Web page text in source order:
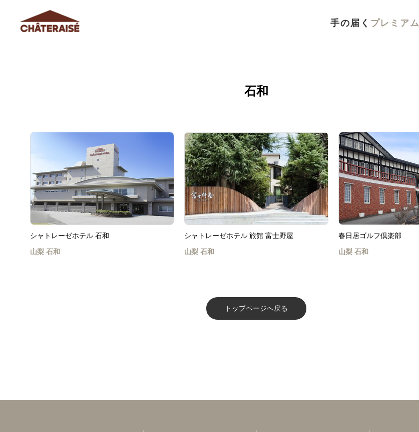
手の届く プレミアム
石和
シャトレーゼホテル 石和
山梨 石和
シャトレーゼホテル 旅館 富士野屋
山梨 石和
春日居ゴルフ倶楽部
山梨 石和
トップページへ戻る